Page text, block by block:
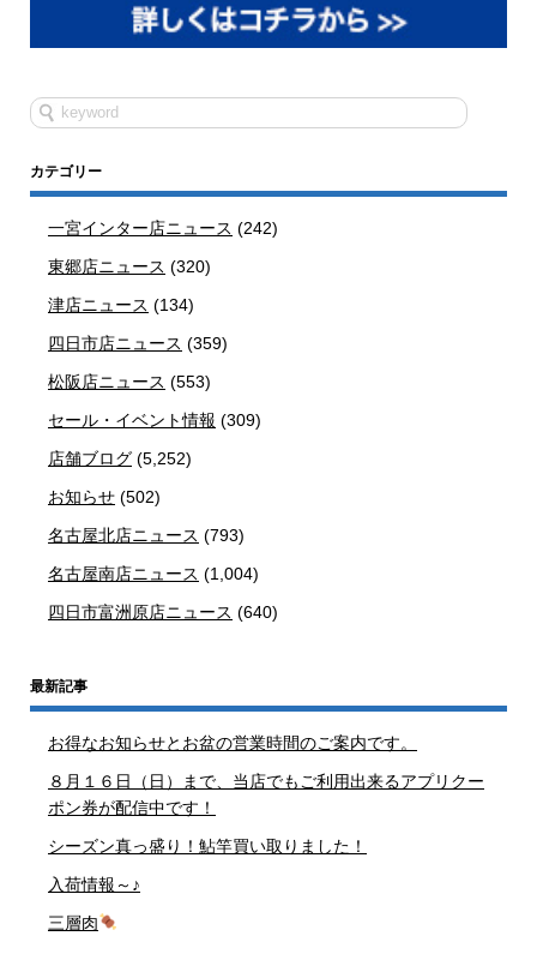
カテゴリー
一宮インター店ニュース (242)
東郷店ニュース (320)
津店ニュース (134)
四日市店ニュース (359)
松阪店ニュース (553)
セール・イベント情報 (309)
店舗ブログ (5,252)
お知らせ (502)
名古屋北店ニュース (793)
名古屋南店ニュース (1,004)
四日市富洲原店ニュース (640)
最新記事
お得なお知らせとお盆の営業時間のご案内です。
８月１６日（日）まで、当店でもご利用出来るアプリクー
ポン券が配信中です！
シーズン真っ盛り！鮎竿買い取りました！
入荷情報～♪
三層肉